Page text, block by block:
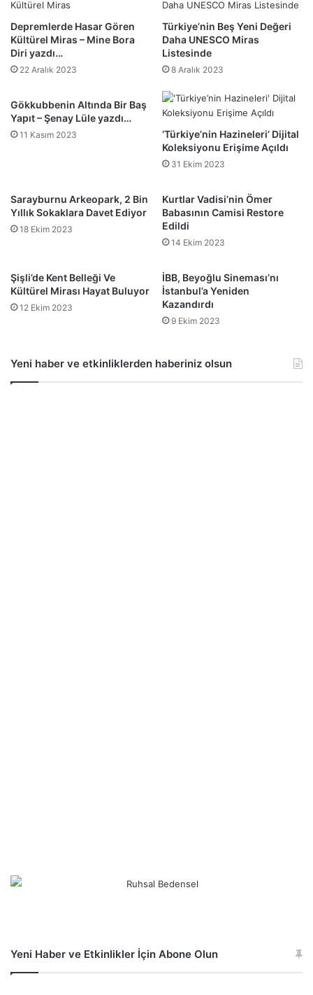
Depremlerde Hasar Gören
Kültürel Miras – Mine Bora
Diri yazdı…
22 Aralık 2023
Türkiye’nin Beş Yeni Değeri
Daha UNESCO Miras
Listesinde
8 Aralık 2023
Gökkubbenin Altında Bir Baş
Yapıt – Şenay Lüle yazdı…
11 Kasım 2023
‘Türkiye’nin Hazineleri’ Dijital
Koleksiyonu Erişime Açıldı
31 Ekim 2023
Sarayburnu Arkeopark, 2 Bin
Yıllık Sokaklara Davet Ediyor
18 Ekim 2023
Kurtlar Vadisi’nin Ömer
Babasının Camisi Restore
Edildi
14 Ekim 2023
Şişli’de Kent Belleği Ve
Kültürel Mirası Hayat Buluyor
12 Ekim 2023
İBB, Beyoğlu Sineması’nı
İstanbul’a Yeniden
Kazandırdı
9 Ekim 2023
Yeni haber ve etkinliklerden haberiniz olsun
Yeni Haber ve Etkinlikler İçin Abone Olun